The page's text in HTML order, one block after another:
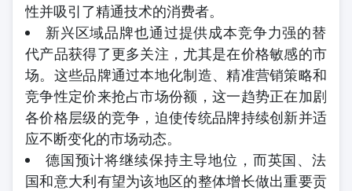
性并吸引了精通技术的消费者。
新兴区域品牌也通过提供成本竞争力强的替
代产品获得了更多关注，尤其是在价格敏感的市
场。这些品牌通过本地化制造、精准营销策略和
竞争性定价来抢占市场份额，这一趋势正在加剧
各价格层级的竞争，迫使传统品牌持续创新并适
应不断变化的市场动态。
德国预计将继续保持主导地位，而英国、法
国和意大利有望为该地区的整体增长做出重要贡